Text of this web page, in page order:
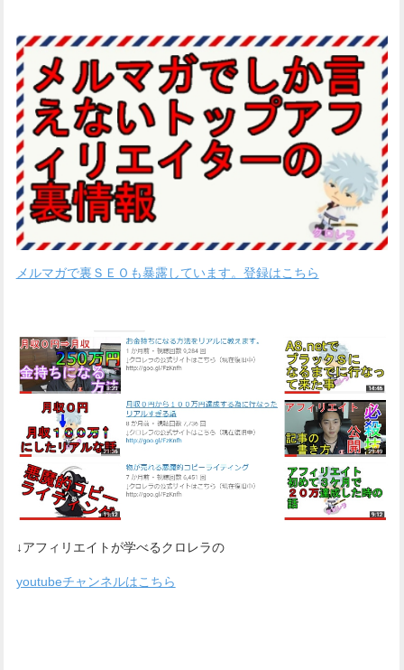
メルマガで裏ＳＥＯも暴露しています。登録はこちら
↓アフィリエイトが学べるクロレラの
youtubeチャンネルはこちら